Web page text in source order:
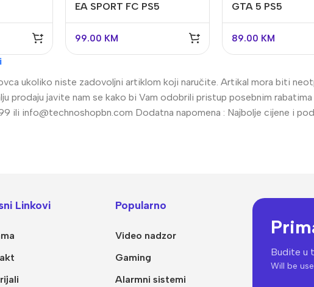
Kamere
NVR snimači
POE switchevi
EA SPORT FC PS5
99.00 KM
GTA 5 PS5
89.00 KM
ukoliko niste zadovoljni artiklom koji naručite. Artikal mora biti
prodaju javite nam se kako bi Vam odobrili pristup posebnim
ili info@technoshopbn.com Dodatna napomena : Najbolje cijene i
Linkovi Popularno
Video nadzor
Gaming
Alarmni sistemi
Budite u
Will be